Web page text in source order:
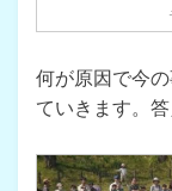
何が原因で今
ていきます。